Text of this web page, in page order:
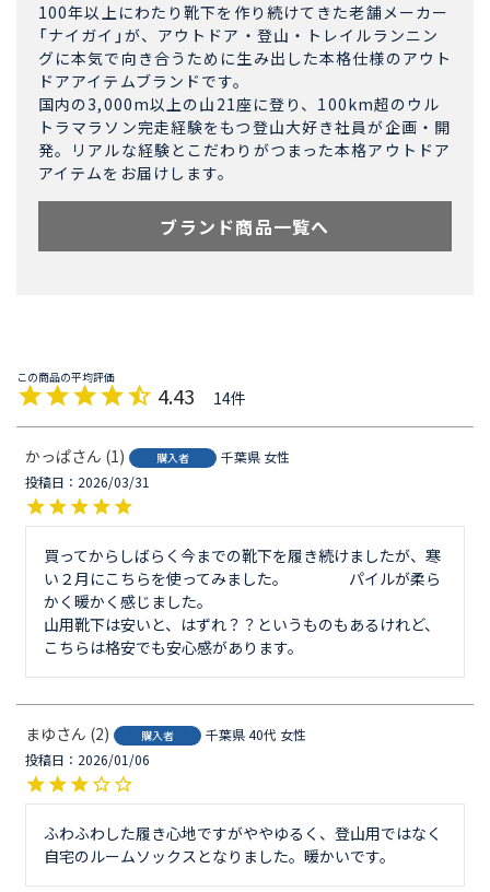
100年以上にわたり靴下を作り続けてきた老舗メーカー
「ナイガイ」が、アウトドア・登山・トレイルランニン
グに本気で向き合うために生み出した本格仕様のアウト
ドアアイテムブランドです。
国内の3,000m以上の山21座に登り、100km超のウル
トラマラソン完走経験をもつ登山大好き社員が企画・開
発。リアルな経験とこだわりがつまった本格アウトドア
アイテムをお届けします。
ブランド商品一覧へ
4.43 14
かっぱ 1 購入者 千葉県 女性
投稿日
2026/03/31
買ってからしばらく今までの靴下を履き続けましたが、寒
い２月にこちらを使ってみました。　　　　パイルが柔ら
かく暖かく感じました。
山用靴下は安いと、はずれ？？というものもあるけれど、
まゆ 2 購入者 千葉県40代 女性
投稿日
2026/01/06
ふわふわした履き心地ですがややゆるく、登山用ではなく
自宅のルームソックスとなりました。暖かいです。